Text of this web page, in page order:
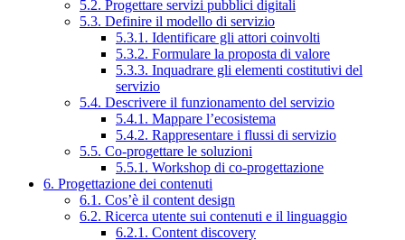
5.2. Progettare servizi pubblici digitali
5.3. Definire il modello di servizio
5.3.1. Identificare gli attori coinvolti
5.3.2. Formulare la proposta di valore
5.3.3. Inquadrare gli elementi costitutivi del
servizio
5.4. Descrivere il funzionamento del servizio
5.4.1. Mappare l’ecosistema
5.4.2. Rappresentare i flussi di servizio
5.5. Co-progettare le soluzioni
5.5.1. Workshop di co-progettazione
6. Progettazione dei contenuti
6.1. Cos’è il content design
6.2. Ricerca utente sui contenuti e il linguaggio
6.2.1. Content discovery